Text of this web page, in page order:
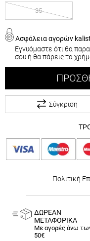
35
Ασφάλεια αγορών
Εγγυόμαστε ότι θα
σου ή θα πάρεις τα
Σύγκριση
Πολιτική
ΔΩΡΕΑΝ
ΜΕΤΑΦΟΡΙΚΑ
Με αγορές άνω
50€